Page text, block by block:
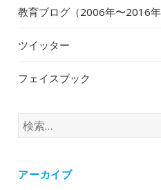
教育ブログ（2006年〜2016年
ツイッター
フェイスブック
検
索:
アーカイブ